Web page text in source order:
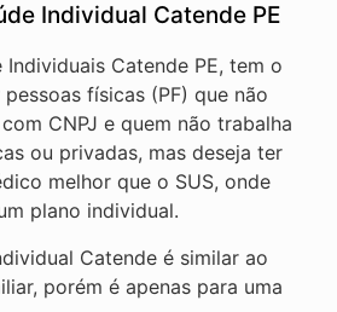
Individual Catende PE
Individuais Catende PE, tem o
físicas (PF) que não
CNPJ e quem não trabalha
ou privadas, mas deseja ter
melhor que o SUS, onde
plano individual.
Catende é similar ao
porém é apenas para uma